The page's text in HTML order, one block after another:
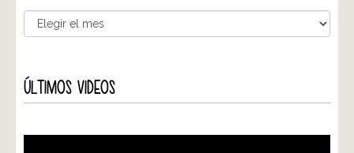
ÚLTIMOS VIDEOS